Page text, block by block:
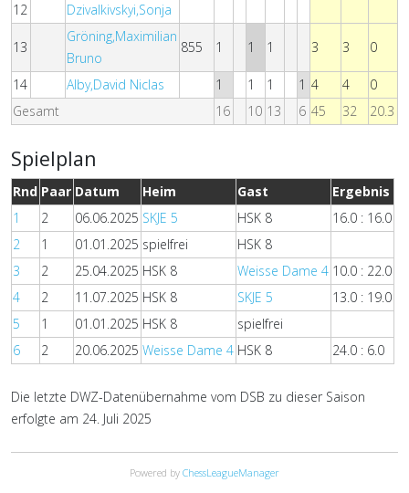
12
Dzivalkivskyi,Sonja
13
Gröning,Maximilian
Bruno
855 1 1 1 3 3 0
14 Alby,David Niclas 1 1 1 1 4 4
0
Gesamt
16 10 13 6 45 32 20.3
Spielplan
Rnd Paar Datum Heim Gast
Ergebnis
1
2 06.06.2025 SKJE 5 HSK 8
16.0 : 16.0
2
1 01.01.2025 spielfrei
HSK 8
3
2 25.04.2025 HSK 8 Weisse Dame 4 10.0 : 22.0
4
2 11.07.2025 HSK 8 SKJE 5
13.0 : 19.0
5
1 01.01.2025 HSK 8
spielfrei
6
2 20.06.2025 Weisse Dame 4 HSK 8 24.0 : 6.0
Die letzte DWZ-Datenübernahme vom DSB zu dieser Saison
erfolgte am 24. Juli 2025
Powered by ChessLeagueManager